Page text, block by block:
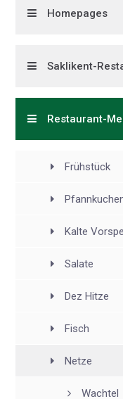
Homepages
Saklikent-
Restaurant-
Frühstück
Kalte
Salate
Dez Hitze
Fisch
Netze
Wachtel